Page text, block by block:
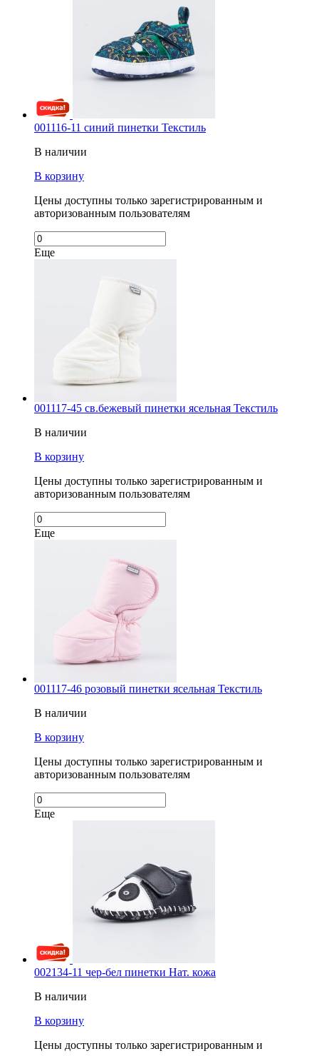
001116-11 синий пинетки Текстиль
В наличии
В корзину
Цены доступны только зарегистрированным и
авторизованным пользователям
Еще
001117-45 св.бежевый пинетки ясельная Текстиль
В наличии
В корзину
Цены доступны только зарегистрированным и
авторизованным пользователям
Еще
001117-46 розовый пинетки ясельная Текстиль
В наличии
В корзину
Цены доступны только зарегистрированным и
авторизованным пользователям
Еще
002134-11 чер-бел пинетки Нат. кожа
В наличии
В корзину
Цены доступны только зарегистрированным и